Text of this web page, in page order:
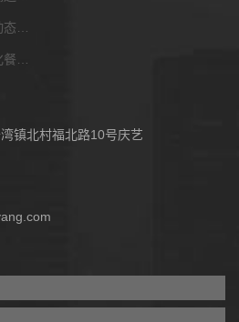
镇北村福北路10号庆艺